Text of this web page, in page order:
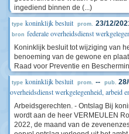
ingediend binnen de (...)
type koninklijk besluit prom. 23/12/
bron federale overheidsdienst
Koninklijk besluit tot wijziging van
benoeming van de gewone en
Raad voor Preventie en
type koninklijk besluit prom. -- pub.
overheidsdienst werkgelegenheid, arbeid
Arbeidsgerechten. - Ontslag Bij
wordt aan de heer VERMEULEN
2022, de maand van de